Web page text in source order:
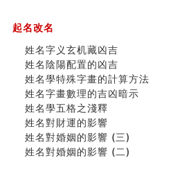
姓名學特殊字畫的計算方法
七夕节 我国唯一一个以女性为主角
手指饱满福运加身，这种手相福运
八字铁口直断经验总结五十条
《高岛易断》(四)
民間風水知識九十四條
马斯克八字分析
饭店餐馆风水布局知识
六爻占卜中如何预测官运、事业运
起名改名
姓名字义玄机藏凶吉
姓名陰陽配置的凶吉
姓名學特殊字畫的計算方法
姓名字畫數理的吉凶暗示
姓名學五格之淺釋
姓名對財運的影響
姓名對婚姻的影響 (三)
姓名對婚姻的影響 (二)